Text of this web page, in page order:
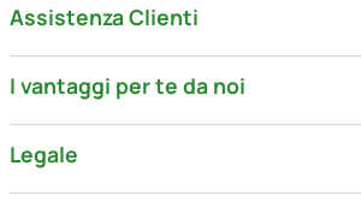
Assistenza Clienti
I vantaggi per te da noi
Legale